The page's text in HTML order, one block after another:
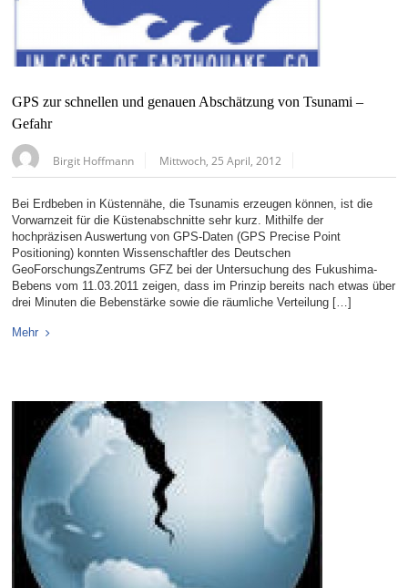
GPS zur schnellen und genauen Abschätzung von Tsunami –
Gefahr
Birgit Hoffmann Mittwoch, 25 April, 2012
Bei Erdbeben in Küstennähe, die Tsunamis erzeugen können, ist die
Vorwarnzeit für die Küstenabschnitte sehr kurz. Mithilfe der
hochpräzisen Auswertung von GPS-Daten (GPS Precise Point
Positioning) konnten Wissenschaftler des Deutschen
GeoForschungsZentrums GFZ bei der Untersuchung des Fukushima-
Bebens vom 11.03.2011 zeigen, dass im Prinzip bereits nach etwas über
drei Minuten die Bebenstärke sowie die räumliche Verteilung […]
Mehr